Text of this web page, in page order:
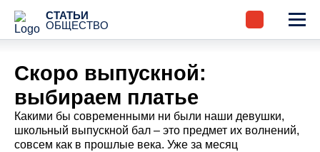
СТАТЬИ
ОБЩЕСТВО
Скоро выпускной:
выбираем платье
Какими бы современными ни были наши девушки,
школьный выпускной бал – это предмет их волнений,
совсем как в прошлые века. Уже за месяц